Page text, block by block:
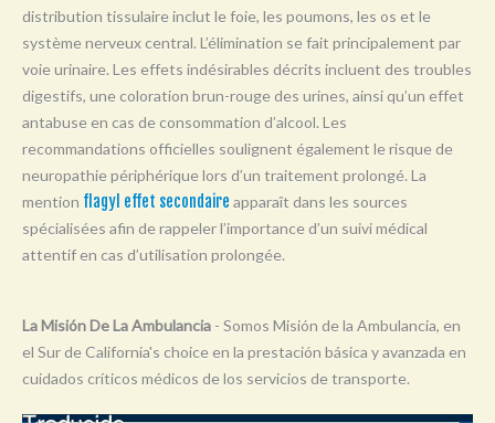
T
U
W
Y
distribution tissulaire inclut le foie, les poumons, les os et le
système nerveux central. L’élimination se fait principalement par
voie urinaire. Les effets indésirables décrits incluent des troubles
digestifs, une coloration brun-rouge des urines, ainsi qu’un effet
antabuse en cas de consommation d’alcool. Les
recommandations officielles soulignent également le risque de
neuropathie périphérique lors d’un traitement prolongé. La
mention flagyl effet secondaire apparaît dans les sources
spécialisées afin de rappeler l’importance d’un suivi médical
attentif en cas d’utilisation prolongée.
La Misión De La Ambulancia - Somos Misión de la Ambulancia, en
el Sur de California's choice en la prestación básica y avanzada en
cuidados críticos médicos de los servicios de transporte.